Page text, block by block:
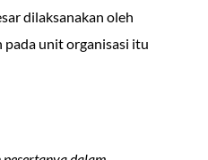
dilaksanakan oleh
unit organisasi itu